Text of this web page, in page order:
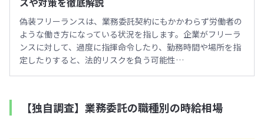
偽装フリーランスは、業務委託契約にもかかわらず労働者の
ような働き方になっている状況を指します。企業がフリーラ
ンスに対して、過度に指揮命令したり、勤務時間や場所を指
定したりすると、法的リスクを負う可能性…
【独自調査】業務委託の職種別の時給相場